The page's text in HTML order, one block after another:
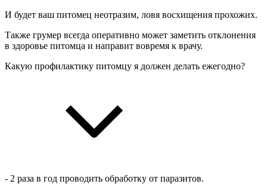
И будет ваш питомец неотразим, ловя восхищения прохожих.
Также грумер всегда оперативно может заметить отклонения
в здоровье питомца и направит вовремя к врачу.
Какую профилактику питомцу я должен делать ежегодно?
- 2 раза в год проводить обработку от паразитов.